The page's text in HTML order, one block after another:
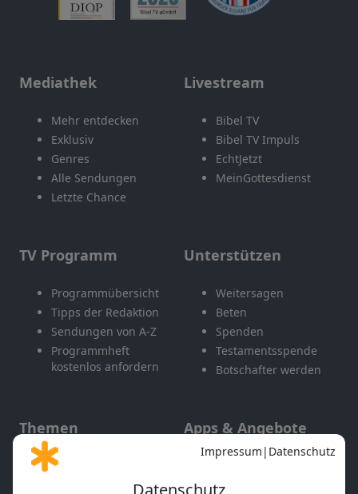
Mediathek
Mehr entdecken
Exklusiv
Genres
Alle Sendungen
Letzte Chance
Livestream
Bibel TV
Bibel TV Impuls
EchtJetzt
MeinGottesdienst
TV Programm
Programmübersicht
Tipps der Redaktion
Sendungen von A-Z
Programmheft
kostenlos anfordern
Unterstützen
Weitersagen
Beten
Spenden
Testamentsspende
Botschafter werden
Themen
Gott und Bibel erklärt
Apps & Angebote
Mobile App